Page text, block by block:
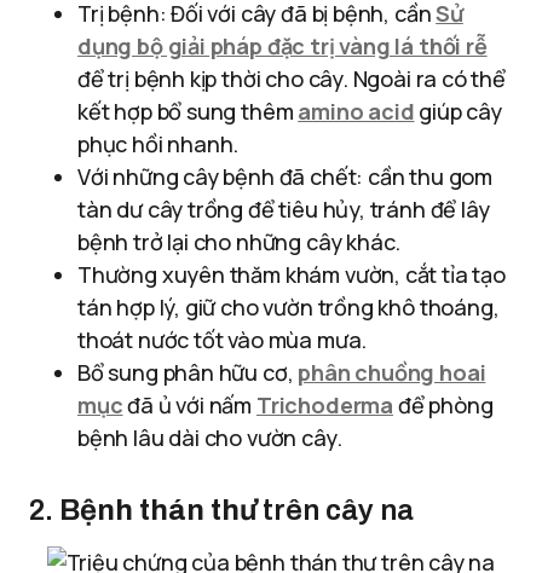
Trị bệnh: Đối với cây đã bị bệnh, cầnSử
dụng bộ giải pháp đặc trị vàng lá thối rễ
để trị bệnh kịp thời cho cây. Ngoài ra có thể
kết hợp bổ sung thêm amino acid giúp cây
phục hồi nhanh.
Với những cây bệnh đã chết: cần thu gom
tàn dư cây trồng để tiêu hủy, tránh để lây
bệnh trở lại cho những cây khác.
Thường xuyên thăm khám vườn, cắt tỉa tạo
tán hợp lý, giữ cho vườn trồng khô thoáng,
thoát nước tốt vào mùa mưa.
Bổ sung phân hữu cơ, phân chuồng hoai
mụcđã ủ với nấm Trichoderma để phòng
bệnh lâu dài cho vườn cây.
2. Bệnh thán thưtrên cây na